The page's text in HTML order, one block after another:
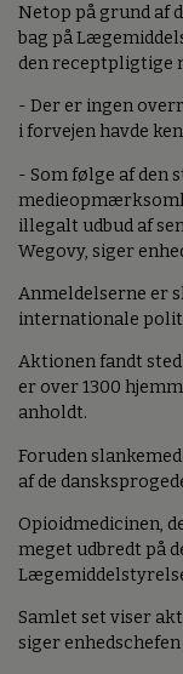
Netop på grund af
bag på
den receptpligtige
- Der er ingen
i forvejen havde
- Som følge af den
illegalt udbud af
Wegovy, siger
Anmeldelserne er
internationale
Aktionen fandt sted
er over 1300
anholdt.
Foruden
af de
Opioidmedicinen,
meget udbredt på
Samlet set viser
siger enhedschefen